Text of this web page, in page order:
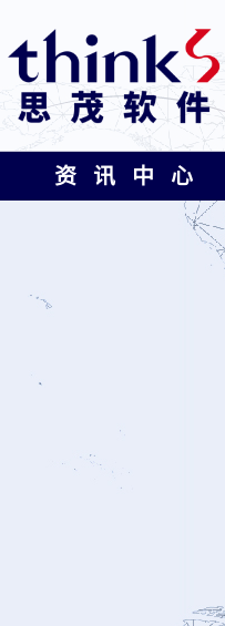
资 讯 中 心